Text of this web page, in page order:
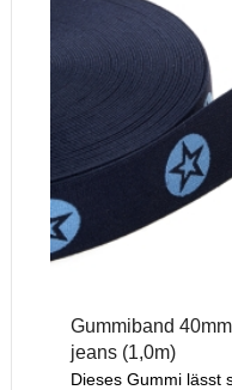
Gummiband
jeans (1,0m)
Dieses Gummi lässt